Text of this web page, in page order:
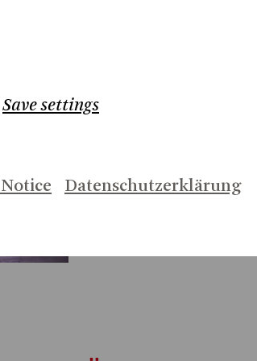
Interview mit
Save settings
Datenschutzerklärung